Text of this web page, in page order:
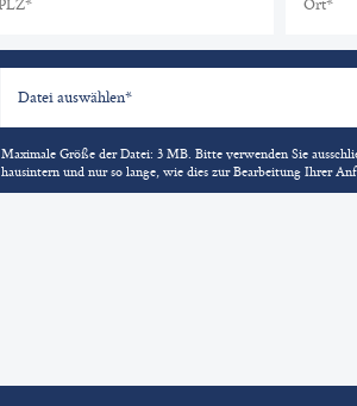
Datei auswählen*
Maximale Größe der Datei: 3 MB. Bitte verwenden Sie
hausintern und nur so lange, wie dies zur Bearbeitung Ihrer